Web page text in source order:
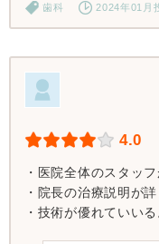
歯科 2024年01月
4.0
・医院全体のスタッ
・院長の治療説明が
・技術が優れていいる